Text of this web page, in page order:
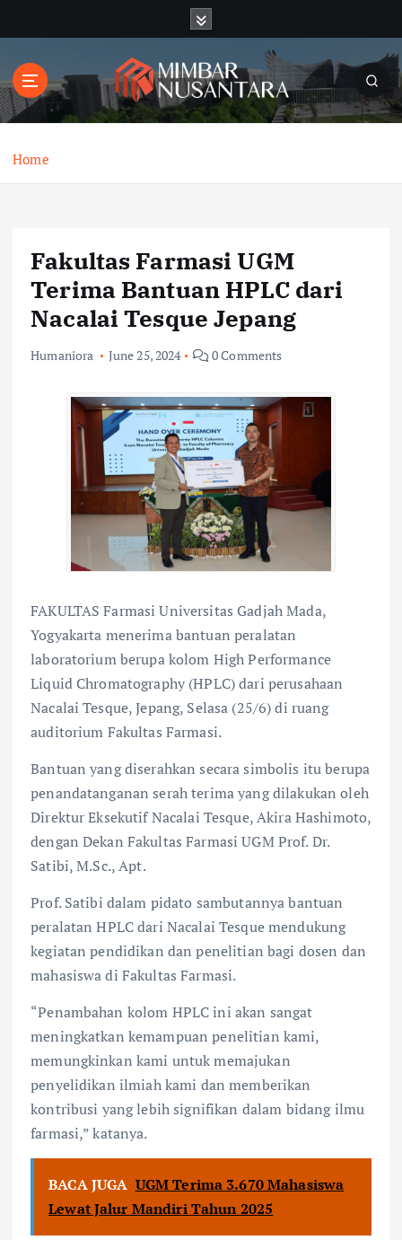
t
o
Home
Fakultas Farmasi UGM
Terima Bantuan HPLC dari
Nacalai Tesque Jepang
Humaniora June 25, 2024 0 Comments
FAKULTAS Farmasi Universitas Gadjah Mada,
Yogyakarta menerima bantuan peralatan
laboratorium berupa kolom High Performance
Liquid Chromatography (HPLC) dari perusahaan
Nacalai Tesque, Jepang, Selasa (25/6) di ruang
auditorium Fakultas Farmasi.
Bantuan yang diserahkan secara simbolis itu berupa
penandatanganan serah terima yang dilakukan oleh
Direktur Eksekutif Nacalai Tesque, Akira Hashimoto,
dengan Dekan Fakultas Farmasi UGM Prof. Dr.
Satibi, M.Sc., Apt.
Prof. Satibi dalam pidato sambutannya bantuan
peralatan HPLC dari Nacalai Tesque mendukung
kegiatan pendidikan dan penelitian bagi dosen dan
mahasiswa di Fakultas Farmasi.
“Penambahan kolom HPLC ini akan sangat
meningkatkan kemampuan penelitian kami,
memungkinkan kami untuk memajukan
penyelidikan ilmiah kami dan memberikan
kontribusi yang lebih signifikan dalam bidang ilmu
farmasi,” katanya.
BACA JUGA UGM Terima 3.670 Mahasiswa
Lewat Jalur Mandiri Tahun 2025